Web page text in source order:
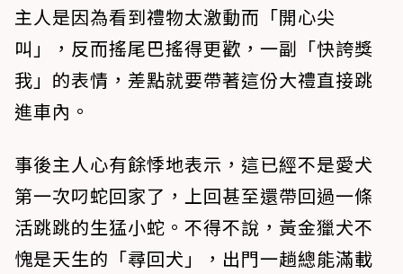
主人是因為看到禮物太激動而「開心尖
叫」，反而搖尾巴搖得更歡，一副「快誇獎
我」的表情，差點就要帶著這份大禮直接跳
進車內。
事後主人心有餘悸地表示，這已經不是愛犬
第一次叼蛇回家了，上回甚至還帶回過一條
活跳跳的生猛小蛇。不得不說，黃金獵犬不
愧是天生的「尋回犬」，出門一趟總能滿載